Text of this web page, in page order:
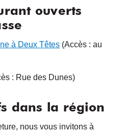
ouverts
à Deux Têtes (Accès : au
: Rue des Dunes)
dans la région
nous vous invitons à